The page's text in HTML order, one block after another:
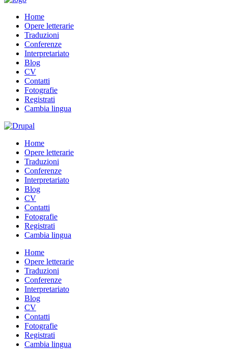
Home
Opere letterarie
Traduzioni
Conferenze
Interpretariato
Blog
CV
Contatti
Fotografie
Registrati
Cambia lingua
Home
Opere letterarie
Traduzioni
Conferenze
Interpretariato
Blog
CV
Contatti
Fotografie
Registrati
Cambia lingua
Home
Opere letterarie
Traduzioni
Conferenze
Interpretariato
Blog
CV
Contatti
Fotografie
Registrati
Cambia lingua